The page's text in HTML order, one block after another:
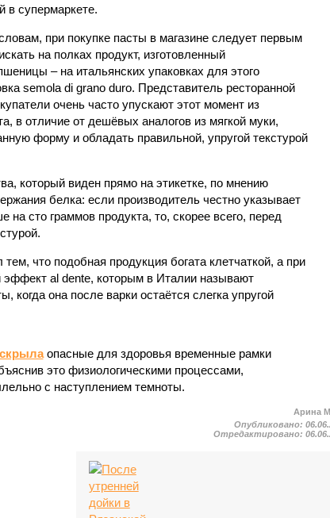
в супермаркете.
при покупке пасты в магазине следует первым
на полках продукт, изготовленный
– на итальянских упаковках для этого
semola di grano duro. Представитель ресторанной
очень часто упускают этот момент из
в отличие от дешёвых аналогов из мягкой муки,
форму и обладать правильной, упругой текстурой
который виден прямо на этикетке, по мнению
белка: если производитель честно указывает
сто граммов продукта, то, скорее всего, перед
что подобная продукция богата клетчаткой, а при
al dente, которым в Италии называют
когда она после варки остаётся слегка упругой
опасные для здоровья временные рамки
это физиологическими процессами,
с наступлением темноты.
Арина
Опубликовано:
Отредактировано: